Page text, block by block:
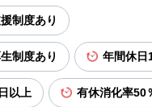
制度あり
制度あり 年間休日
以上 有休消化率50